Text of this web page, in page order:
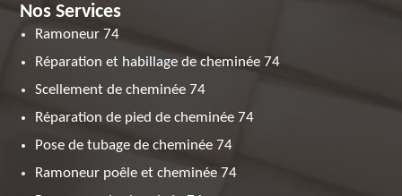
Nos Services
Ramoneur 74
Réparation et habillage de cheminée 74
Scellement de cheminée 74
Réparation de pied de cheminée 74
Pose de tubage de cheminée 74
Ramoneur poêle et cheminée 74